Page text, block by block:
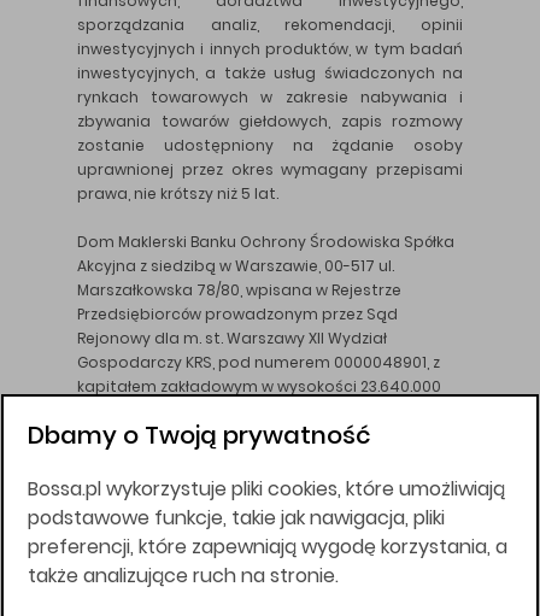
sporządzania analiz, rekomendacji, opinii
inwestycyjnych i innych produktów, w tym badań
inwestycyjnych, a także usług świadczonych na
rynkach towarowych w zakresie nabywania i
zbywania towarów giełdowych, zapis rozmowy
zostanie udostępniony na żądanie osoby
uprawnionej przez okres wymagany przepisami
prawa, nie krótszy niż 5 lat.
Dom Maklerski Banku Ochrony Środowiska Spółka
Akcyjna z siedzibą w Warszawie, 00-517 ul.
Marszałkowska 78/80, wpisana w Rejestrze
Przedsiębiorców prowadzonym przez Sąd
Rejonowy dla m. st. Warszawy XII Wydział
Gospodarczy KRS, pod numerem 0000048901, z
kapitałem zakładowym w wysokości 23.640.000
DM BOŚ działa na podstawie zezwolenia KNF z dnia
Wszelkie informacje na niniejszej stronie w tym
informacje o produktach inwestycyjnych nie są
kierowane do osób mających miejsce
zamieszkania lub pobytu w Stanach
Dbamy o Twoją prywatność
Bossa.pl wykorzystuje pliki cookies, które umożliwiają
podstawowe funkcje, takie jak nawigacja, pliki
preferencji, które zapewniają wygodę korzystania, a
także analizujące ruch na stronie.